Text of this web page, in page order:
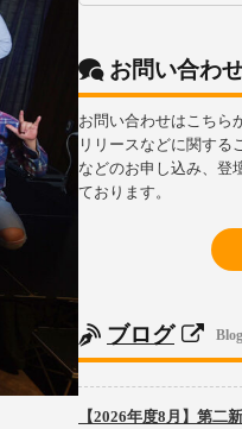
カ
お問い合わ
お問い合わせはこちら
リリースなどに関する
などのお申し込み、登
ております。
ブログ Blog
【2026年度8月】第二